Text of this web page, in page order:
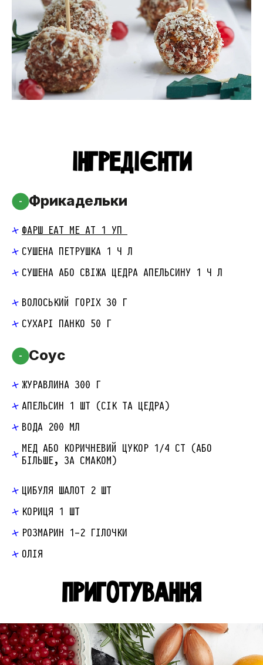
ІНГРЕДІЄНТИ
- Фрикадельки
ФАРШ EAT ME AT 1 УП
СУШЕНА ПЕТРУШКА 1 Ч Л
СУШЕНА АБО СВІЖА ЦЕДРА АПЕЛЬСИНУ 1 Ч Л
ВОЛОСЬКИЙ ГОРІХ 30 Г
СУХАРІ ПАНКО 50 Г
- Соус
ЖУРАВЛИНА 300 Г
АПЕЛЬСИН 1 ШТ (СІК ТА ЦЕДРА)
ВОДА 200 МЛ
МЕД АБО КОРИЧНЕВИЙ ЦУКОР 1/4 СТ (АБО
БІЛЬШЕ, ЗА СМАКОМ)
ЦИБУЛЯ ШАЛОТ 2 ШТ
КОРИЦЯ 1 ШТ
РОЗМАРИН 1-2 ГІЛОЧКИ
ОЛІЯ
ПРИГОТУВАННЯ